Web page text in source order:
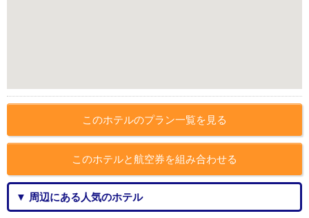
このホテルのプラン一覧を見る
このホテルと航空券を組み合わせる
▼ 周辺にある人気のホテル